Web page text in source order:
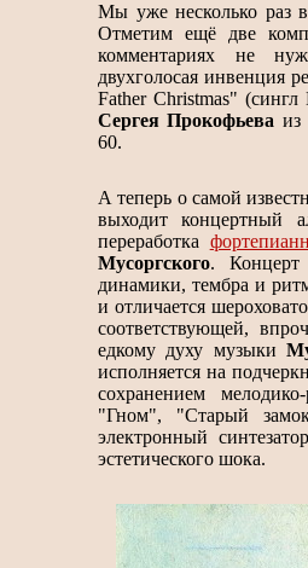
Мы уже несколько раз
Отметим ещё две
комментариях не
двухголосая инвенция
Father Christmas" (сингл
Сергея Прокофьева из
60.
А теперь о самой
выходит концертный
переработка
Мусоргского. Концерт
динамики, тембра и
и отличается
соответствующей,
едкому духу музыки
исполняется на
сохранением
"Гном", "Старый
электронный
эстетического шока.